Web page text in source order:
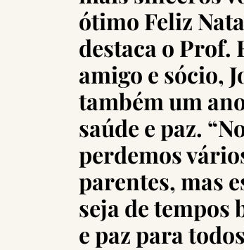
ótimo Feliz
destaca o Prof.
amigo e sócio,
também um
saúde e paz.
perdemos
parentes, mas
seja de tempos
e paz para